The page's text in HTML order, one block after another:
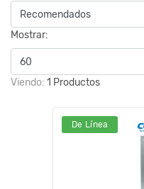
Mostrar:
Viendo: 1 Productos
De Línea